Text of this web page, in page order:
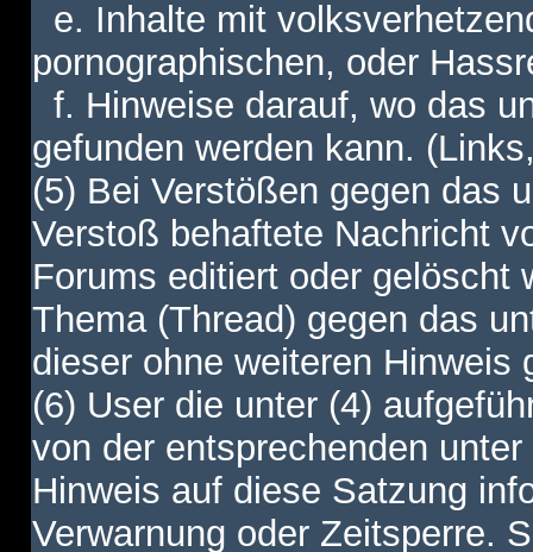
e. Inhalte mit
pornographischen, oder
f. Hinweise darauf, wo das
gefunden werden kann.
(5) Bei Verstößen gegen das
Verstoß behaftete Nachricht
Forums editiert oder gelöscht
Thema (Thread) gegen das
dieser ohne weiteren Hinweis
(6) User die unter (4)
von der entsprechenden
Hinweis auf diese Satzung
Verwarnung oder Zeitsperre.